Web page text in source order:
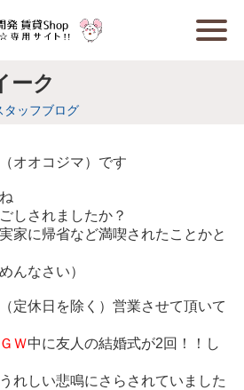
ーク
タッフブログ
オオコジマ）です
しされましたか？
家に帰省など満喫されたことかと
んなさい）
定休日を除く）営業させて頂いて
ＧＷ中に友人の結婚式が2回！！し
れしい悲鳴にさらされていました